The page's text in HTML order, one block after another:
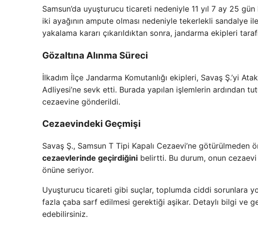
Samsun’da uyuşturucu ticareti nedeniyle 11 yıl 7 ay 25
iki ayağının ampute olması nedeniyle tekerlekli sandalye
yakalama kararı çıkarıldıktan sonra, jandarma ekipleri
Gözaltına Alınma Süreci
İlkadım İlçe Jandarma Komutanlığı ekipleri, Savaş Ş.’yi
Adliyesi’ne sevk etti. Burada yapılan işlemlerin ardından
cezaevine gönderildi.
Cezaevindeki Geçmişi
Savaş Ş., Samsun T Tipi Kapalı Cezaevi’ne götürülmeden
cezaevlerinde geçirdiğini belirtti. Bu durum, onun
önüne seriyor.
Uyuşturucu ticareti gibi suçlar, toplumda ciddi sorunlara
fazla çaba sarf edilmesi gerektiği aşikar. Detaylı bilgi ve
edebilirsiniz.